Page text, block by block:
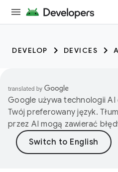
DEVELOP DEVICES
Google używa technologii AI
Twój preferowany język.
przez AI mogą zawierać